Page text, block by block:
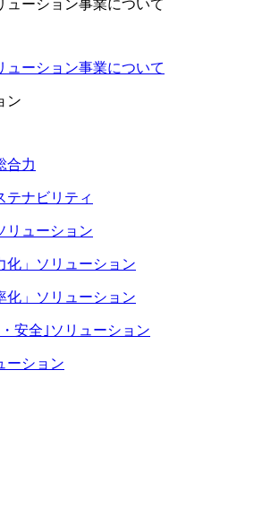
ューション事業について
ューション事業について
ン
合力
テナビリティ
リューション
化」ソリューション
化」ソリューション
安全｣ソリューション
ーション